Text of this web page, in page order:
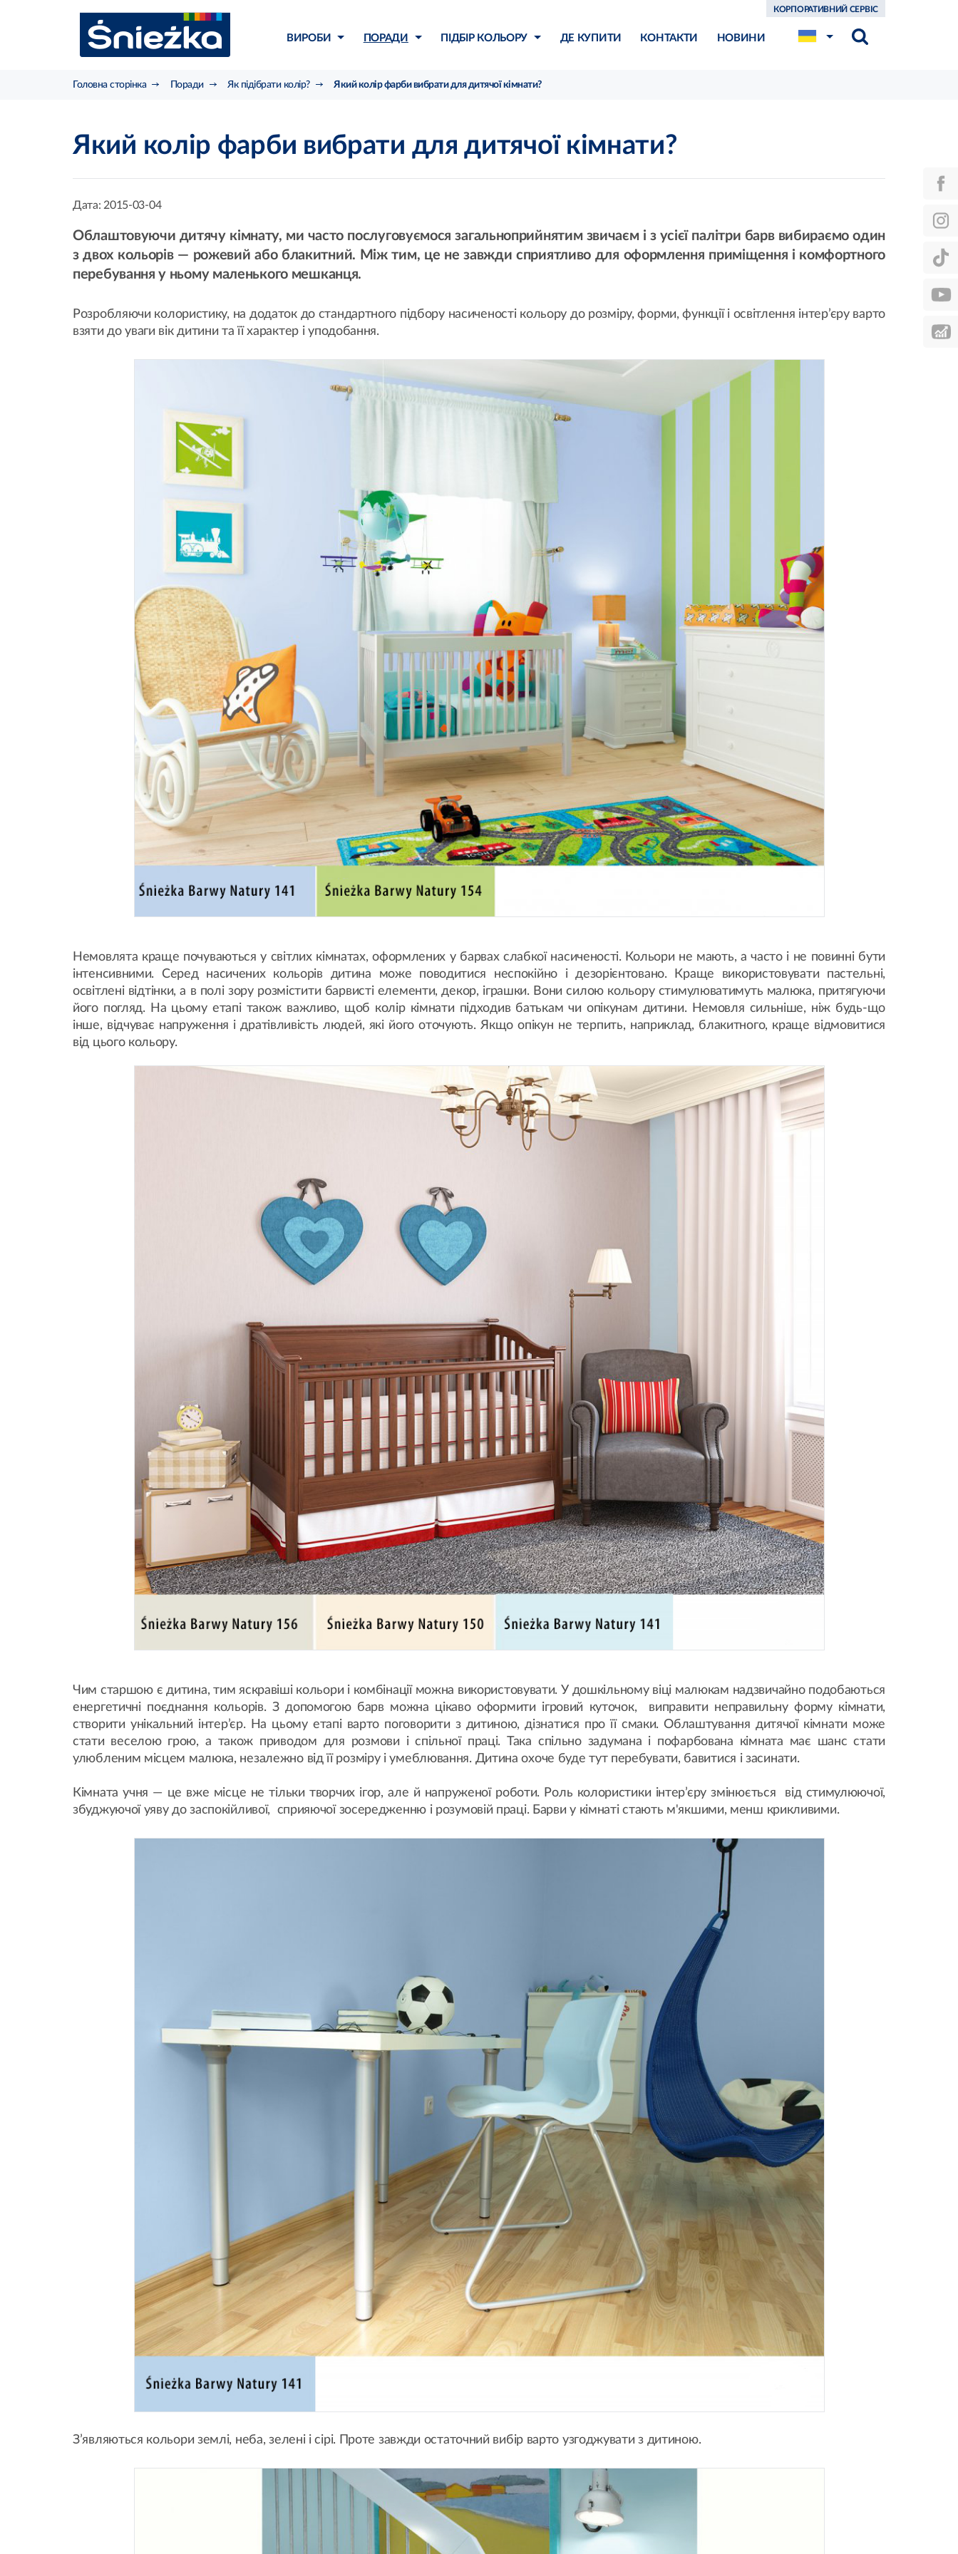
ВИРОБИ ПОРАДИ ПІДБІР КОЛЬОРУ ДЕ КУПИТИ КОНТАКТИ НОВИНИ
КОРПОРАТИВНИЙ СЕРВІС
Головна сторінка Поради Як підібрати колір? Який колір фарби вибрати для дитячої кімнати?
Який колір фарби вибрати для дитячої кімнати?
Дата: 2015-03-04
Облаштовуючи дитячу кімнату, ми часто послуговуємося загальноприйнятим звичаєм і з усієї палітри барв вибираємо один
з двох кольорів — рожевий або блакитний. Між тим, це не завжди сприятливо для оформлення приміщення і комфортного
перебування у ньому маленького мешканця.
Розробляючи колористику, на додаток до стандартного підбору насиченості кольору до розміру, форми, функції і освітлення інтер’єру варто
взяти до уваги вік дитини та її характер і уподобання.
Немовлята краще почуваються у світлих кімнатах, оформлених у барвах слабкої насиченості. Кольори не мають, а часто і не повинні бути
інтенсивними. Серед насичених кольорів дитина може поводитися неспокійно і дезорієнтовано. Краще використовувати пастельні,
освітлені відтінки, а в полі зору розмістити барвисті елементи, декор, іграшки. Вони силою кольору стимулюватимуть малюка, притягуючи
його погляд. На цьому етапі також важливо, щоб колір кімнати підходив батькам чи опікунам дитини. Немовля сильніше, ніж будь-що
інше, відчуває напруження і дратівливість людей, які його оточують. Якщо опікун не терпить, наприклад, блакитного, краще відмовитися
від цього кольору.
Чим старшою є дитина, тим яскравіші кольори і комбінації можна використовувати. У дошкільному віці малюкам надзвичайно подобаються
енергетичні поєднання кольорів. З допомогою барв можна цікаво оформити ігровий куточок, виправити неправильну форму кімнати,
створити унікальний інтер’єр. На цьому етапі варто поговорити з дитиною, дізнатися про її смаки. Облаштування дитячої кімнати може
стати веселою грою, а також приводом для розмови і спільної праці. Така спільно задумана і пофарбована кімната має шанс стати
улюбленим місцем малюка, незалежно від її розміру і умеблювання. Дитина охоче буде тут перебувати, бавитися і засинати.
Кімната учня — це вже місце не тільки творчих ігор, але й напруженої роботи. Роль колористики інтер’єру змінюється від стимулюючої,
збуджуючої уяву до заспокійливої, сприяючої зосередженню і розумовій праці. Барви у кімнаті стають м'якшими, менш крикливими.
З’являються кольори землі, неба, зелені і сірі. Проте завжди остаточний вибір варто узгоджувати з дитиною.